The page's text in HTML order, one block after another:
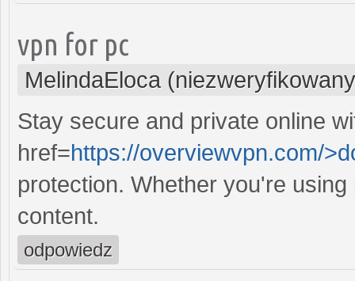
vpn for pc
MelindaEloca
Stay secure and private online
href=https://overviewvpn.com/
protection. Whether you're
content.
odpowiedz